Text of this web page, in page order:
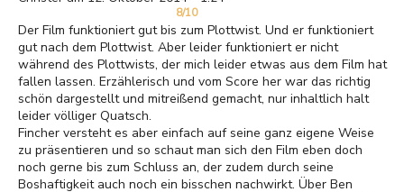
8/10
Der Film funktioniert gut bis zum Plottwist. Und er funktioniert
gut nach dem Plottwist. Aber leider funktioniert er nicht
während des Plottwists, der mich leider etwas aus dem Film hat
fallen lassen. Erzählerisch und vom Score her war das richtig
schön dargestellt und mitreißend gemacht, nur inhaltlich halt
leider völliger Quatsch.
Fincher versteht es aber einfach auf seine ganz eigene Weise
zu präsentieren und so schaut man sich den Film eben doch
noch gerne bis zum Schluss an, der zudem durch seine
Boshaftigkeit auch noch ein bisschen nachwirkt. Über Ben